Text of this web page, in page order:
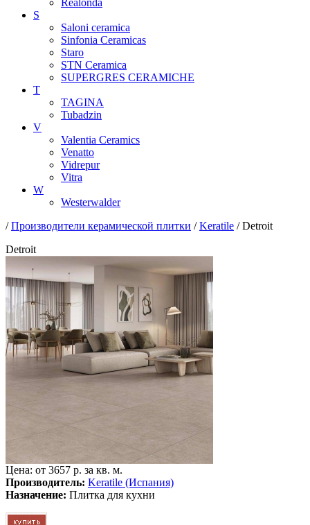
Realonda
S
Saloni ceramica
Sinfonia Ceramicas
Staro
STN Ceramica
SUPERGRES CERAMICHE
T
TAGINA
Tubadzin
V
Valentia Ceramics
Venatto
Vidrepur
Vitra
W
Westerwalder
/Производители керамической плитки /Keratile / Detroit
Detroit
Цена: от 3657 р. за кв. м.
Производитель: Keratile (Испания)
Назначение: Плитка для кухни